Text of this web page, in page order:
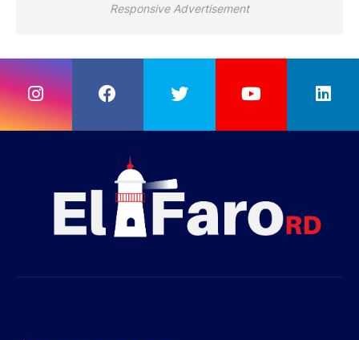
Responsive Advertisement